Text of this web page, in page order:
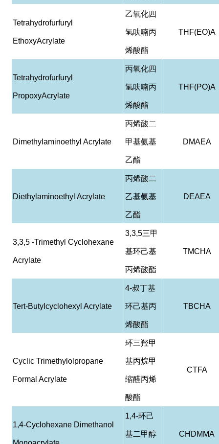
Tetrahydrofurfuryl
EthoxyAcrylate
乙氧化四
氢呋喃丙
烯酸酯
THF(EO)A
Tetrahydrofurfuryl
PropoxyAcrylate
丙氧化四
氢呋喃丙
烯酸酯
THF(PO)A
Dimethylaminoethyl Acrylate
丙烯酸二
甲基氨基
乙酯
DMAEA
Diethylaminoethyl Acrylate
丙烯酸二
乙基氨基
乙酯
DEAEA
3,3,5 -Trimethyl Cyclohexane
Acrylate
3,3,5三甲
基环己基
丙烯酸酯
TMCHA
Tert-Butylcyclohexyl Acrylate
4-叔丁基
环己基丙
烯酸酯
TBCHA
Cyclic Trimethylolpropane
Formal Acrylate
环三羟甲
基丙烷甲
缩醛丙烯
酸酯
CTFA
1,4-Cyclohexane Dimethanol
1,4-环己
基二甲醇 CHDMMA